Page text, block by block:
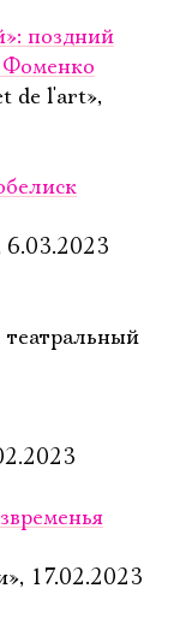
поздний
Фоменко
de l'art»,
17.02.2023